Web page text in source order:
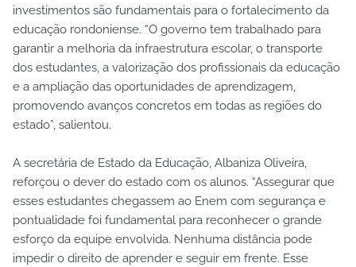
investimentos são fundamentais para o fortalecimento da
educação rondoniense. “O governo tem trabalhado para
garantir a melhoria da infraestrutura escolar, o transporte
dos estudantes, a valorização dos profissionais da educação
e a ampliação das oportunidades de aprendizagem,
promovendo avanços concretos em todas as regiões do
estado”, salientou.
A secretária de Estado da Educação, Albaniza Oliveira,
reforçou o dever do estado com os alunos. “Assegurar que
esses estudantes chegassem ao Enem com segurança e
pontualidade foi fundamental para reconhecer o grande
esforço da equipe envolvida. Nenhuma distância pode
impedir o direito de aprender e seguir em frente. Esse